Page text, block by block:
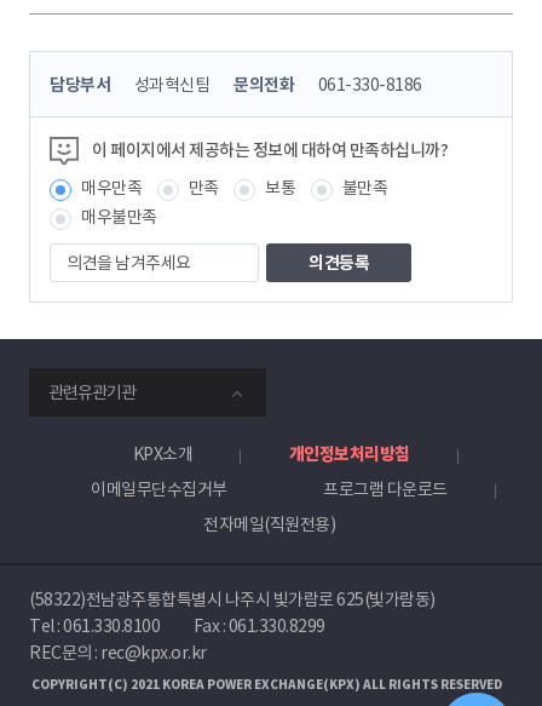
콘
츠
정
보
책
임
자
담당부서 성과혁신팀 문의전화 061-330-8186
이 페이지에서 제공하는 정보에 대하여 만족하십니까?
매우만족
만족 보통
불만족
매우불만족
의
견
을
겨
주
세
요
관련유관기관
KPX소개
개인정보처리방침
이메일무단수집거부
프로그램 다운로드
전자메일(직원전용)
(58322)전남광주통합특별시 나주시 빛가람로 625(빛가람동)
Tel :061.330.8100
Fax : 061.330.8299
REC문의 : rec@kpx.or.kr
COPYRIGHT(C) 2021 KOREA POWER EXCHANGE(KPX) ALL RIGHTS RESERVED